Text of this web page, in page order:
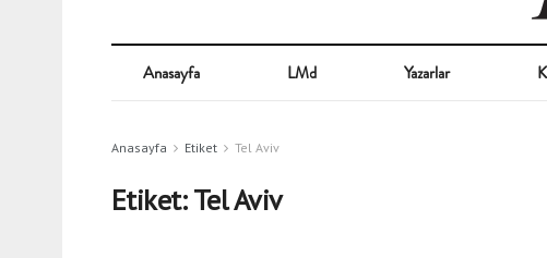
Anasayfa LMd Yazarlar
Anasayfa Etiket Tel Aviv
Etiket:Tel Aviv